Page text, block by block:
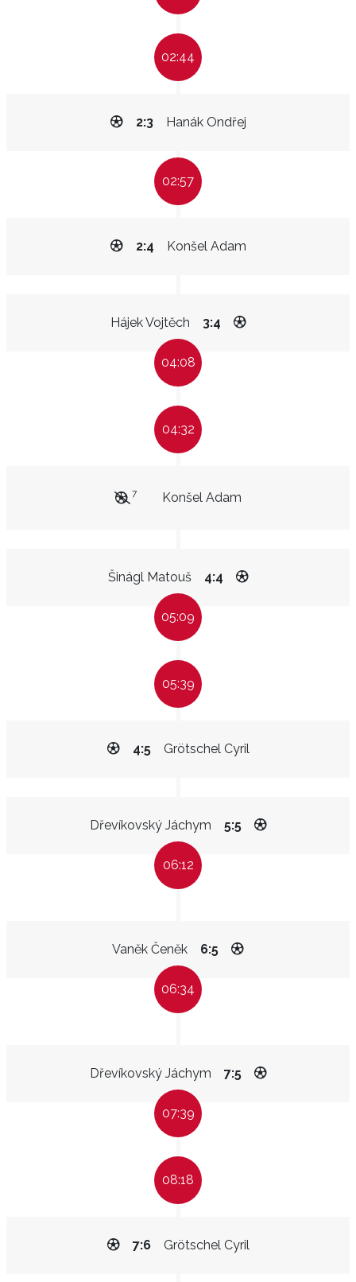
02:44
Hanák Ondřej
2:3
02:57
Konšel Adam
2:4
Hájek Vojtěch 3:4
04:08
04:32
Konšel Adam
7
Šinágl Matouš 4:4
05:09
05:39
Grötschel Cyril
4:5
Dřevíkovský Jáchym 5:5
06:12
Vaněk Čeněk 6:5
06:34
Dřevíkovský Jáchym 7:5
07:39
08:18
Grötschel Cyril
7:6